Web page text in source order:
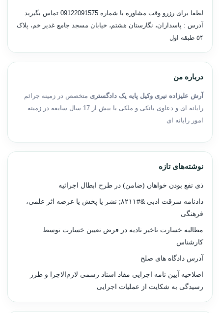
لطفا برای رزرو وقت مشاوره با شماره 09122091575 تماس بگیرید
آدرس : پاسداران، نگارستان هشتم، خیابان مسجد جامع غدیر خم، پلاک
۵۴ طبقه اول
درباره من
آرش علیزاده نیری وکیل پایه یک دادگستری متخصص در زمینه جرائم
رایانه ای و دعاوی بانکی و ملکی با بیش از 17 سال سابقه در زمینه
امور رایانه ای
نوشته‌های تازه
ذی نفع بودن خواهان (ضامن) در طرح ابطال اجرائیه
دادنامه سرقت ادبی &#۸۲۱۱; نشر یا پخش یا عرضه اثر علمی،
فرهنگی
مطالبه خسارت تاخیر تادیه در فرض تعیین خسارت توسط
کارشناس
آدرس دادگاه های صلح
اصلاحیه آیین نامه اجرایی مفاد اسناد رسمی لازم‌الاجرا و طرز
رسیدگی به شکایت از عملیات اجرایی